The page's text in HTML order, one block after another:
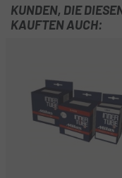
KUNDEN, DIE
KAUFTEN AUCH: